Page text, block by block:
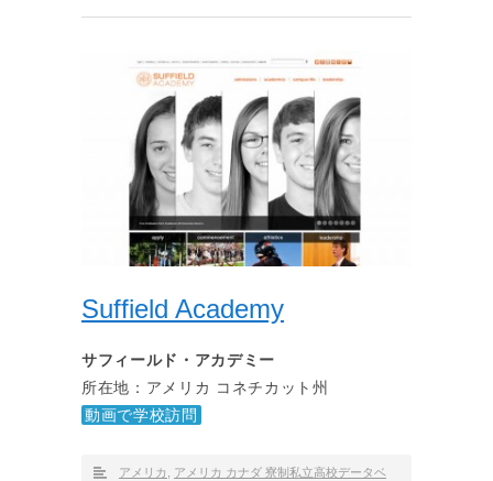
Suffield Academy
サフィールド・アカデミー
所在地：アメリカ コネチカット州
動画で学校訪問
アメリカ
アメリカ カナダ 寮制私立高校データベ